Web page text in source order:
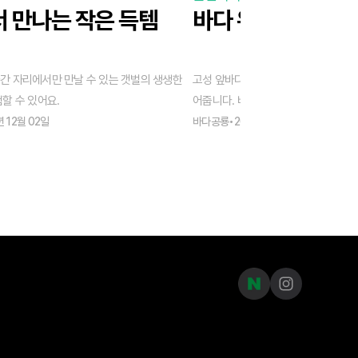
만나는 작은 득템
자리에서만 만날 수 있는 갯벌의 생생한
수 있어요.
12월 02일
바다 위에서 즐기
고성 앞바다에서 보내는 한 시간은 생
어줍니다. 바람을 타는 윈드서핑부터, 가볍게 즐기는 카약·스
탠딩 서핑까지 취향과 리듬에 맞게 고
바다공룡•2025년 12월 02일